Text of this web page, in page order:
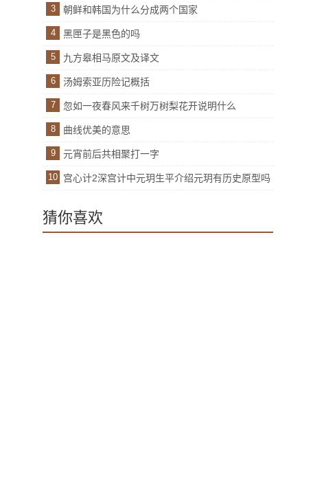
3 朝鲜和韩国为什么分成两个国家
4 黑匣子是黑色的吗
5 九方皋相马原文及译文
6 汤姆索亚历险记概括
7 忽如一夜春风来千树万树梨花开说明什么
8 曲线优美的意思
9 元宵前后共相聚打一字
10 宫心计2深宫计中元玥生平介绍元玥有历史原型吗
猜你喜欢